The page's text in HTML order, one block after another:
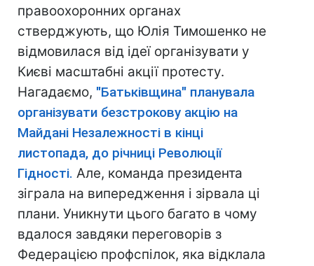
правоохоронних органах
стверджують, що Юлія Тимошенко не
відмовилася від ідеї організувати у
Києві масштабні акції протесту.
Нагадаємо, "Батьківщина" планувала
організувати безстрокову акцію на
Майдані Незалежності в кінці
листопада, до річниці Революції
Гідності. Але, команда президента
зіграла на випередження і зірвала ці
плани. Уникнути цього багато в чому
вдалося завдяки переговорів з
Федерацією профспілок, яка відклала